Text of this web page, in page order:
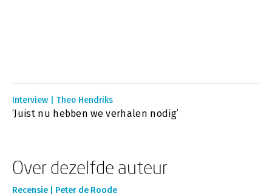
Interview | Theo Hendriks
‘Juist nu hebben we verhalen nodig’
Over dezelfde auteur
Recensie | Peter de Roode